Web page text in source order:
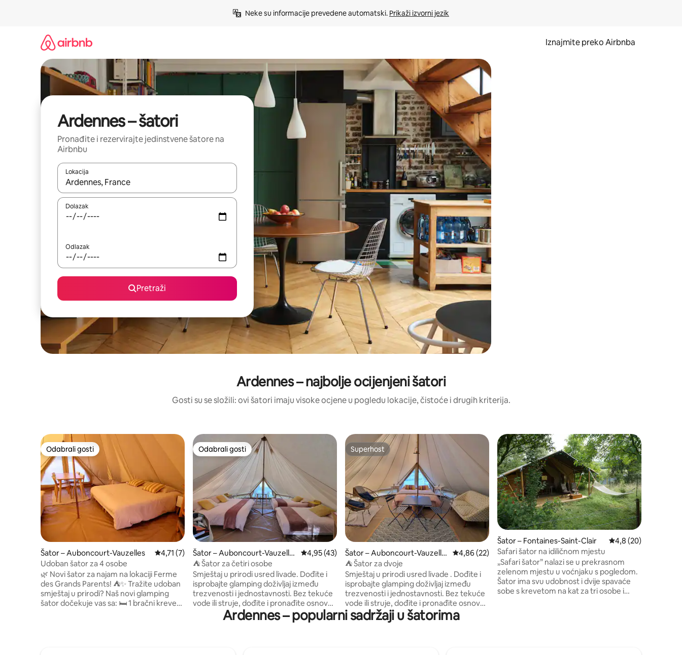
Neke su informacije prevedene automatski. Prikaži izvorni jezik
Iznajmite preko Airbnba
Ardennes – šatori
Pronađite i rezervirajte jedinstvene šatore na
Airbnbu
Lokacija
Kada budu dostupni rezultati, moći ćete ih pregledati koristeći se strelicama prema gore i prema dolje, kao i dodirom ili prelaskom prstom po zaslonu.
Dolazak
Odlazak
Pretraži
Ardennes – najbolje ocijenjeni šatori
Gosti su se složili: ovi šatori imaju visoke ocjene u pogledu lokacije, čistoće i drugih kriterija.
Odabrali gosti
Odabrali gosti
Šator – Auboncourt-Vauzelles Prosječna ocjena: 4,71/5, recenzija: 7
4,71 (7)
Udoban šator za 4 osobe
🌿 Novi šator za najam na lokaciji Ferme
des Grands Parents! ⛺✨ Tražite udoban
smještaj u prirodi? Naš novi glamping
šator dočekuje vas sa: 🛏️ 1 bračni krevet
Odabrali gosti
Odabrali gosti
Šator – Auboncourt-Vauzelle
s
Prosječna ocjena: 4,95/5, recenzija: 43
4,95 (43)
⛺ Šator za četiri osobe
Smještaj u prirodi usred livade. Dođite i
isprobajte glamping doživljaj između
trezvenosti i jednostavnosti. Bez tekuće
vode ili struje, dođite i pronađite osnovnu
opremu s udobnošću vrijednom
gostoprimstva. Naše je svježe uređeno
Superhost
Superhost
Šator – Auboncourt-Vauzelle
s
Prosječna ocjena: 4,86/5, recenzija: 22
4,86 (22)
⛺ Šator za dvoje
Smještaj u prirodi usred livade . Dođite i
isprobajte glamping doživljaj između
trezvenosti i jednostavnosti. Bez tekuće
vode ili struje, dođite i pronađite osnovnu
opremu s udobnošću vrijednom
gostoprimstva. Naše novo uređeno
Šator – Fontaines-Saint-Clair Prosječna ocjena:
4,8 (20)
Safari šator na idiličnom mjestu
„Safari šator” nalazi se u prekrasnom
zelenom mjestu u voćnjaku s pogledom.
Šator ima svu udobnost i dvije spavaće
sobe s krevetom na kat za tri osobe i
Ardennes – popularni sadržaji u šatorima